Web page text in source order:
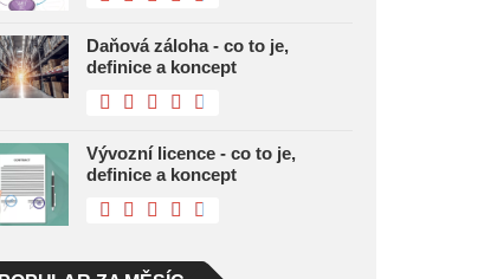
Daňová záloha - co to je,
definice a koncept
Vývozní licence - co to je,
definice a koncept